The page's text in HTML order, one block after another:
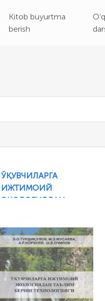
Kitob buyurtma
berish
ЎҚУВЧИЛАРГА
ИЖТИМОИЙ
ЭКОЛОГИЯДАН